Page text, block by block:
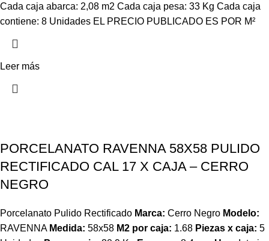
Cada caja abarca: 2,08 m2 Cada caja pesa: 33 Kg Cada caja
contiene: 8 Unidades EL PRECIO PUBLICADO ES POR M²
Leer más
PORCELANATO RAVENNA 58X58 PULIDO
RECTIFICADO CAL 17 X CAJA – CERRO
NEGRO
Porcelanato Pulido Rectificado Marca: Cerro Negro Modelo:
RAVENNA Medida: 58x58 M2 por caja: 1.68 Piezas x caja: 5